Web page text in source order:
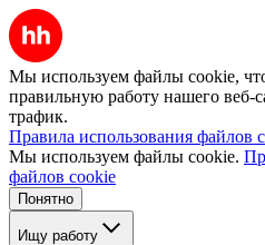
Мы используем файлы cookie,
правильную работу нашего веб-
трафик.
Правила использования файлов
Мы используем файлы cookie.
файлов cookie
Понятно
Ищу работу